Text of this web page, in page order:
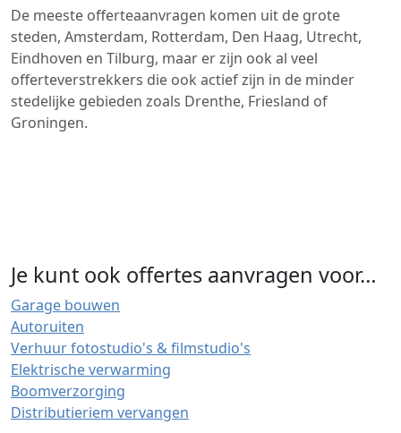
De meeste offerteaanvragen komen uit de grote
steden, Amsterdam, Rotterdam, Den Haag, Utrecht,
Eindhoven en Tilburg, maar er zijn ook al veel
offerteverstrekkers die ook actief zijn in de minder
stedelijke gebieden zoals Drenthe, Friesland of
Groningen.
Je kunt ook offertes aanvragen voor…
Garage bouwen
Autoruiten
Verhuur fotostudio's & filmstudio's
Elektrische verwarming
Boomverzorging
Distributieriem vervangen